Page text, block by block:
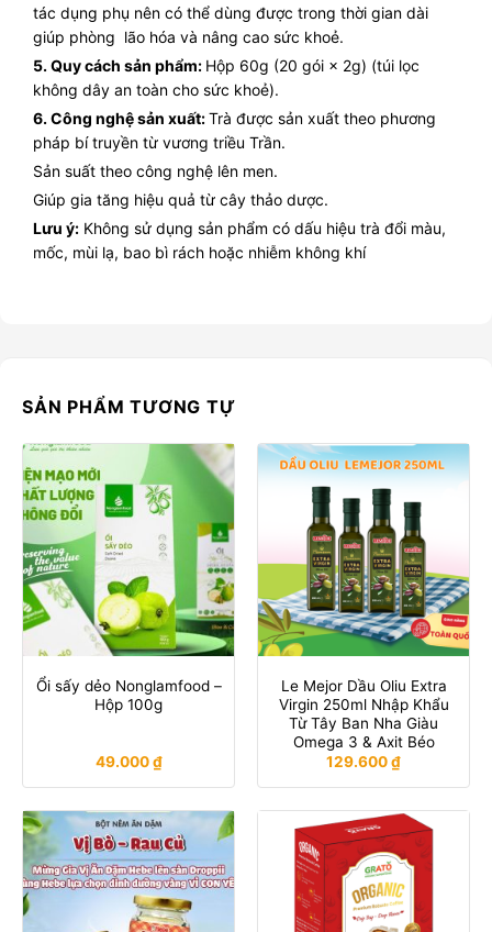
tác dụng phụ nên có thể dùng được trong thời gian dài
giúp phòng lão hóa và nâng cao sức khoẻ.
5. Quy cách sản phẩm: Hộp 60g (20 gói × 2g) (túi lọc
không dây an toàn cho sức khoẻ).
6. Công nghệ sản xuất:Trà được sản xuất theo phương
pháp bí truyền từ vương triều Trần.
Sản suất theo công nghệ lên men.
Giúp gia tăng hiệu quả từ cây thảo dược.
Lưu ý: Không sử dụng sản phẩm có dấu hiệu trà đổi màu,
mốc, mùi lạ, bao bì rách hoặc nhiễm không khí
SẢN PHẨM TƯƠNG TỰ
Ổi sấy dẻo Nonglamfood –
Hộp 100g
49.000₫
Le Mejor Dầu Oliu Extra
Virgin 250ml Nhập Khẩu
Từ Tây Ban Nha Giàu
Omega 3 & Axit Béo
129.600₫